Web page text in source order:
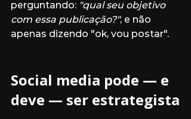
perguntando: "qual seu objetivo
com essa publicação?", e não
apenas dizendo "ok, vou postar".
Social media pode — e
deve — ser estrategista